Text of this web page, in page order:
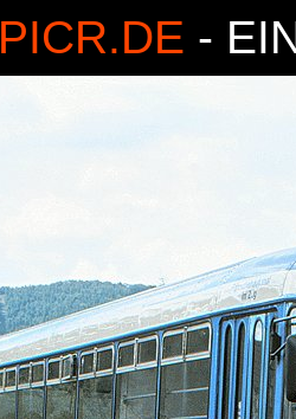
PICR.DE -